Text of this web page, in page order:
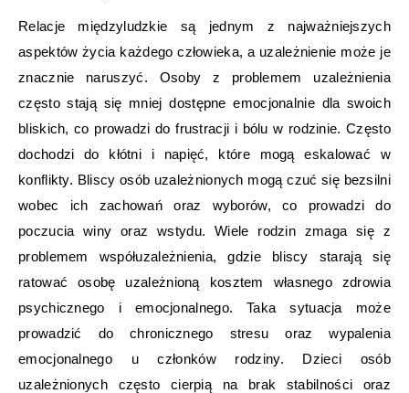
Relacje międzyludzkie są jednym z najważniejszych
aspektów życia każdego człowieka, a uzależnienie może je
znacznie naruszyć. Osoby z problemem uzależnienia
często stają się mniej dostępne emocjonalnie dla swoich
bliskich, co prowadzi do frustracji i bólu w rodzinie. Często
dochodzi do kłótni i napięć, które mogą eskalować w
konflikty. Bliscy osób uzależnionych mogą czuć się bezsilni
wobec ich zachowań oraz wyborów, co prowadzi do
poczucia winy oraz wstydu. Wiele rodzin zmaga się z
problemem współuzależnienia, gdzie bliscy starają się
ratować osobę uzależnioną kosztem własnego zdrowia
psychicznego i emocjonalnego. Taka sytuacja może
prowadzić do chronicznego stresu oraz wypalenia
emocjonalnego u członków rodziny. Dzieci osób
uzależnionych często cierpią na brak stabilności oraz